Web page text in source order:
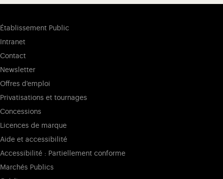
Établissement Public
Intranet
Contact
Newsletter
Offres d'emploi
Privatisations et tournages
Concessions
Licences de marque
Aide et accessibilité
Accessibilité : Partiellement conforme
Marchés Publics